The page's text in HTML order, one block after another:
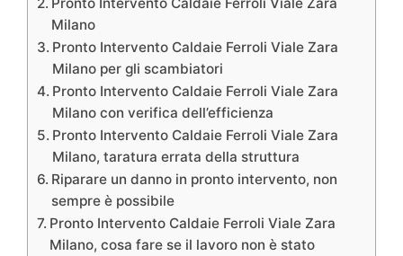
Milano
Pronto Intervento Caldaie Ferroli Viale Zara
Milano per gli scambiatori
Pronto Intervento Caldaie Ferroli Viale Zara
Milano con verifica dell’efficienza
Pronto Intervento Caldaie Ferroli Viale Zara
Milano, taratura errata della struttura
Riparare un danno in pronto intervento, non
sempre è possibile
Pronto Intervento Caldaie Ferroli Viale Zara
Milano, cosa fare se il lavoro non è stato